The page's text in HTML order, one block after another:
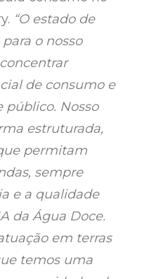
“O estado de
o nosso
de consumo e
público. Nosso
estruturada,
permitam
sempre
e a qualidade
da Água Doce.
em terras
temos uma